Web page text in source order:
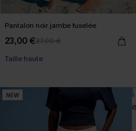
Pantalon noir jambe fuselée
23,00 €27,00 €
Taille haute
NEW